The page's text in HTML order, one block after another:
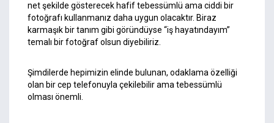
net şekilde gösterecek hafif tebessümlü ama ciddi bir
fotoğrafı kullanmanız daha uygun olacaktır. Biraz
karmaşık bir tanım gibi göründüyse “iş hayatındayım”
temalı bir fotoğraf olsun diyebiliriz.
Şimdilerde hepimizin elinde bulunan, odaklama özelliği
olan bir cep telefonuyla çekilebilir ama tebessümlü
olması önemli.